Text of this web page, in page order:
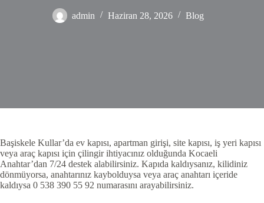
admin Haziran 28, 2026 Blog
Başiskele Kullar’da ev kapısı, apartman girişi, site kapısı, iş yeri kapısı
veya araç kapısı için çilingir ihtiyacınız olduğunda Kocaeli
Anahtar’dan 7/24 destek alabilirsiniz. Kapıda kaldıysanız, kilidiniz
dönmüyorsa, anahtarınız kaybolduysa veya araç anahtarı içeride
kaldıysa 0 538 390 55 92 numarasını arayabilirsiniz.